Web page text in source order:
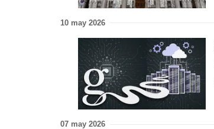
10 may 2026
07 may 2026